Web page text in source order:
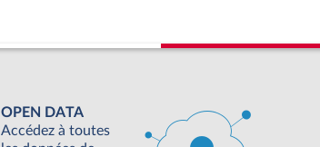
OPEN DATA
Accédez à toutes